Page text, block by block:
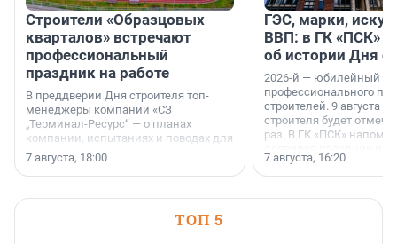
Строители «Образцовых
кварталов» встречают
профессиональный
праздник на работе
В преддверии Дня строителя топ-
менеджеры компании «СЗ
„Терминал-Ресурс“ — о планах
компании, испытаниях и поводах для
осторожного оптимизма.
7 августа, 18:00
ГЭС, марки,
ВВП: в ГК «ПСК»
об истории Дня
2026-й — юбилейный
профессионального
строителей. 9 августа
строителя будет
раз. В ГК «ПСК»
поменялась роль
7 августа, 16:20
ТОП 5